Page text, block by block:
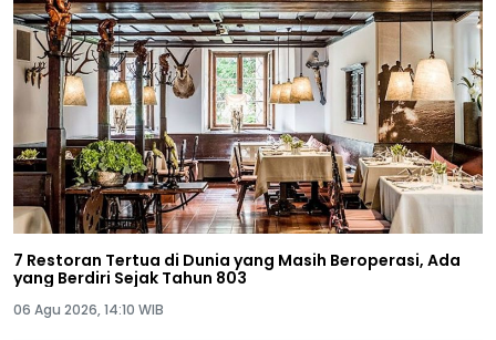
7 Restoran Tertua di Dunia yang Masih Beroperasi, Ada
yang Berdiri Sejak Tahun 803
06 Agu 2026, 14:10 WIB